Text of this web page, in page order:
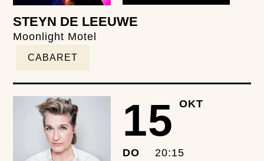
STEYN DE LEEUWE
Moonlight Motel
CABARET
15 OKT
DO 20:15